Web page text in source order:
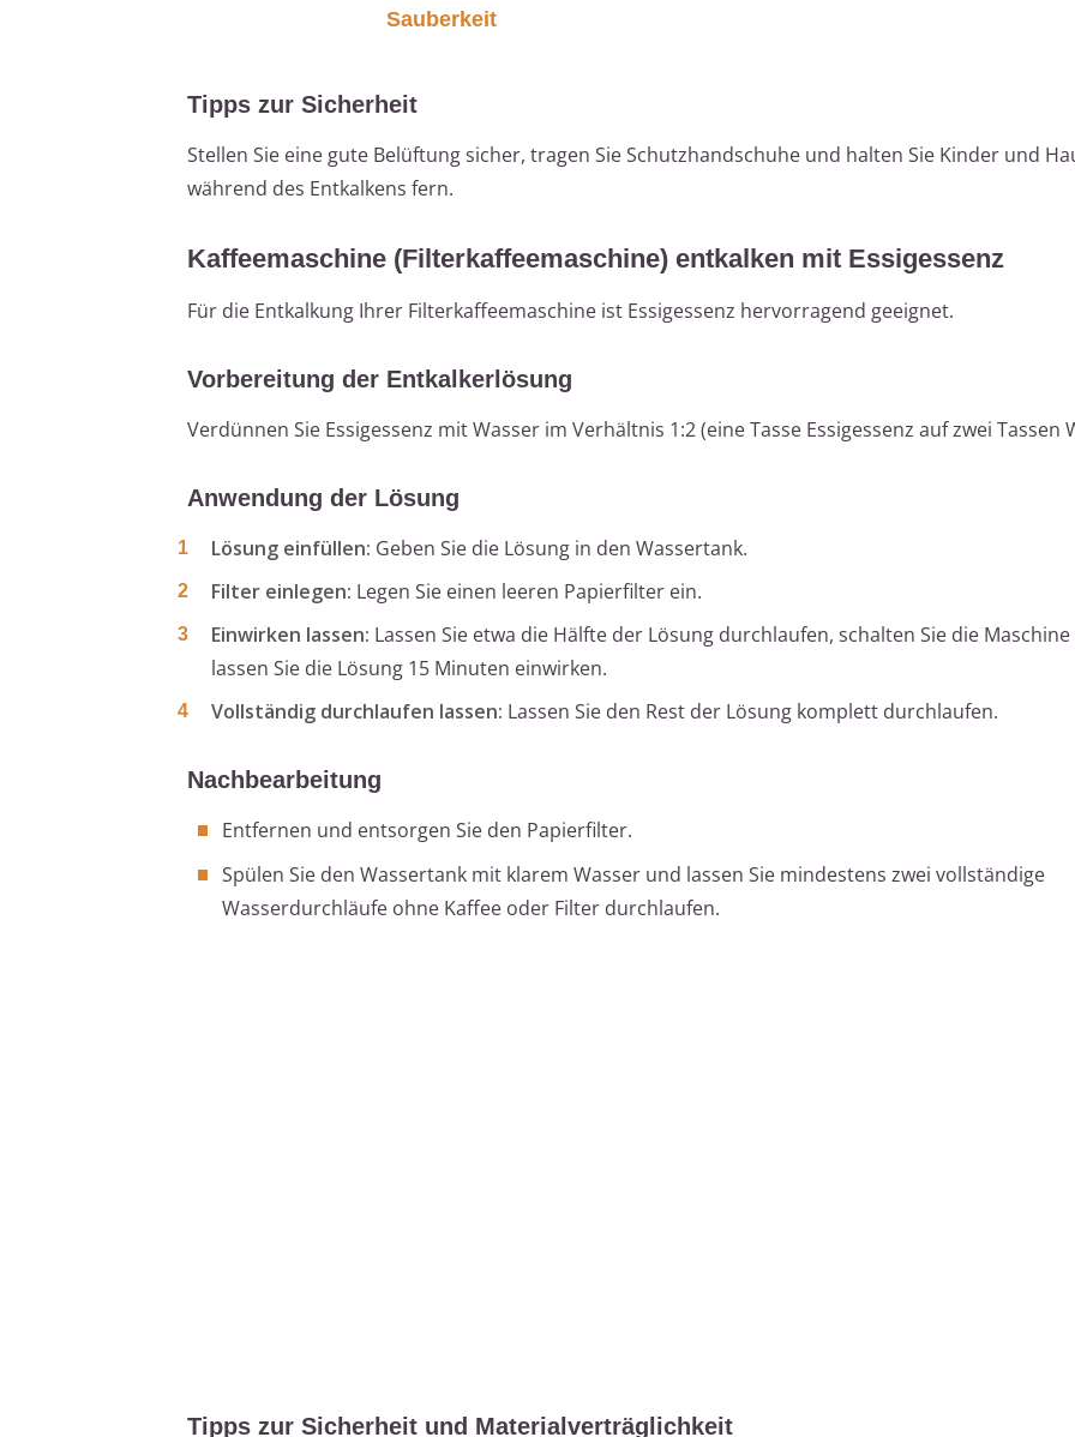
Sauberkeit
Tipps zur Sicherheit
Stellen Sie eine gute Belüftung sicher, tragen Sie Schutzhandschuhe und halten Sie Kinder und
während des Entkalkens fern.
Kaffeemaschine (Filterkaffeemaschine) entkalken mit Essigessenz
Für die Entkalkung Ihrer Filterkaffeemaschine ist Essigessenz hervorragend geeignet.
Vorbereitung der Entkalkerlösung
Verdünnen Sie Essigessenz mit Wasser im Verhältnis 1:2 (eine Tasse Essigessenz auf zwei Tassen
Anwendung der Lösung
Lösung einfüllen: Geben Sie die Lösung in den Wassertank.
Filter einlegen: Legen Sie einen leeren Papierfilter ein.
Einwirken lassen: Lassen Sie etwa die Hälfte der Lösung durchlaufen, schalten Sie die
lassen Sie die Lösung 15 Minuten einwirken.
Vollständig durchlaufen lassen: Lassen Sie den Rest der Lösung komplett durchlaufen.
Nachbearbeitung
Entfernen und entsorgen Sie den Papierfilter.
Spülen Sie den Wassertank mit klarem Wasser und lassen Sie mindestens zwei vollständige
Wasserdurchläufe ohne Kaffee oder Filter durchlaufen.
Tipps zur Sicherheit und Materialverträglichkeit